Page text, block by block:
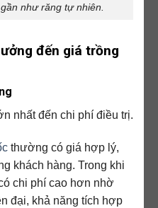
như răng tự nhiên.
đến giá trồng
nhất đến chi phí điều trị.
thường có giá hợp lý,
khách hàng. Trong khi
chi phí cao hơn nhờ
đại, khả năng tích hợp